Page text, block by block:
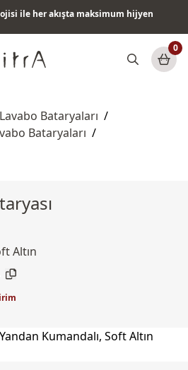
ile her akışta maksimum hijyen
0
Lavabo Bataryaları /
Bataryaları /
Altın